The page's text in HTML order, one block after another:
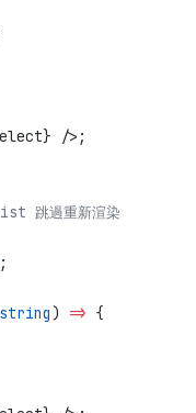
/>;
跳過重新渲染
string) => {